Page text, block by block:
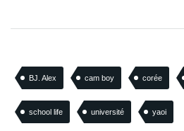
BJ. Alex cam boy corée
school life université yaoi